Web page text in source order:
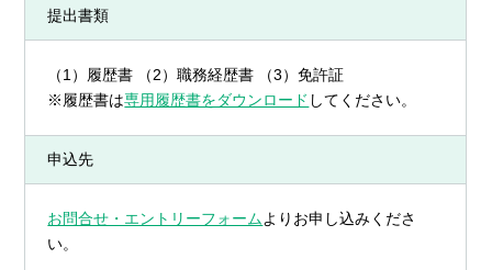
提出書類
（1）履歴書 （2）職務経歴書 （3）免許証
※履歴書は専用履歴書をダウンロード してください。
申込先
お問合せ・エントリーフォームよりお申し込みくださ
い。